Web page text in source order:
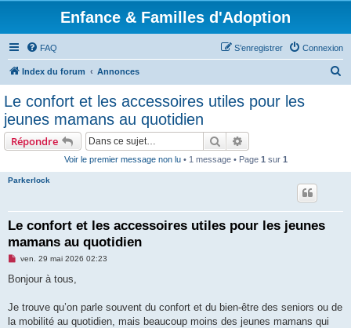
Enfance & Familles d'Adoption
FAQ Connexion
S’enregistrer
Index du forum Annonces
Le confort et les accessoires utiles pour les
jeunes mamans au quotidien
Répondre Rechercher
Voir le premier message non lu• 1 message • Page 1 sur 1
Parkerlock
Le confort et les accessoires utiles pour les jeunes
mamans au quotidien
M
s
g
n
ven. 29 mai 2026 02:23
Bonjour à tous,
Je trouve qu’on parle souvent du confort et du bien-être des seniors ou de
la mobilité au quotidien, mais beaucoup moins des jeunes mamans qui